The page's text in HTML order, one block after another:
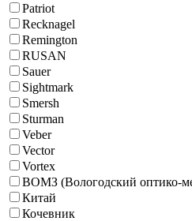
Patriot
Recknagel
Remington
RUSAN
Sauer
Sightmark
Smersh
Sturman
Veber
Vector
Vortex
ВОМЗ (Вологодский оптико-
Китай
Кочевник